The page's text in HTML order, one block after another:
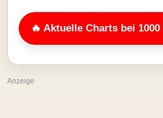
🔥 Aktuelle Charts bei
Anzeige